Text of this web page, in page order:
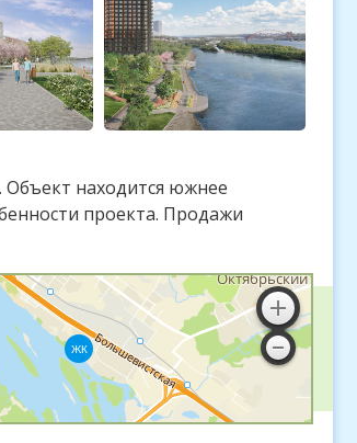
находится южнее
проекта. Продажи
ЖК